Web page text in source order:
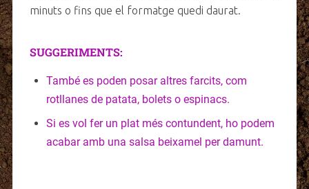
minuts o fins que el formatge quedi daurat.
SUGGERIMENTS:
També es poden posar altres farcits, com
rotllanes de patata, bolets o espinacs.
Si es vol fer un plat més contundent, ho podem
acabar amb una salsa beixamel per damunt.